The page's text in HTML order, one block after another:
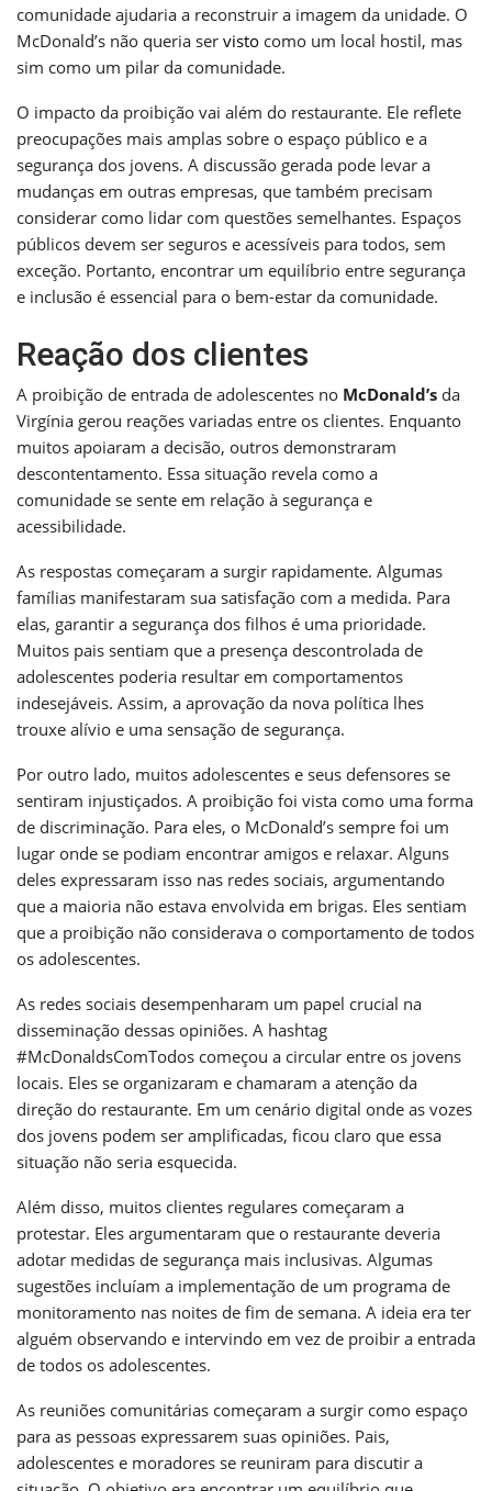
comunidade ajudaria a reconstruir a imagem da unidade. O
McDonald’s não queria ser visto como um local hostil, mas
sim como um pilar da comunidade.
O impacto da proibição vai além do restaurante. Ele reflete
preocupações mais amplas sobre o espaço público e a
segurança dos jovens. A discussão gerada pode levar a
mudanças em outras empresas, que também precisam
considerar como lidar com questões semelhantes. Espaços
públicos devem ser seguros e acessíveis para todos, sem
exceção. Portanto, encontrar um equilíbrio entre segurança
e inclusão é essencial para o bem-estar da comunidade.
Reação dos clientes
A proibição de entrada de adolescentes no McDonald’s da
Virgínia gerou reações variadas entre os clientes. Enquanto
muitos apoiaram a decisão, outros demonstraram
descontentamento. Essa situação revela como a
comunidade se sente em relação à segurança e
acessibilidade.
As respostas começaram a surgir rapidamente. Algumas
famílias manifestaram sua satisfação com a medida. Para
elas, garantir a segurança dos filhos é uma prioridade.
Muitos pais sentiam que a presença descontrolada de
adolescentes poderia resultar em comportamentos
indesejáveis. Assim, a aprovação da nova política lhes
trouxe alívio e uma sensação de segurança.
Por outro lado, muitos adolescentes e seus defensores se
sentiram injustiçados. A proibição foi vista como uma forma
de discriminação. Para eles, o McDonald’s sempre foi um
lugar onde se podiam encontrar amigos e relaxar. Alguns
deles expressaram isso nas redes sociais, argumentando
que a maioria não estava envolvida em brigas. Eles sentiam
que a proibição não considerava o comportamento de todos
os adolescentes.
As redes sociais desempenharam um papel crucial na
disseminação dessas opiniões. A hashtag
#McDonaldsComTodos começou a circular entre os jovens
locais. Eles se organizaram e chamaram a atenção da
direção do restaurante. Em um cenário digital onde as vozes
dos jovens podem ser amplificadas, ficou claro que essa
situação não seria esquecida.
Além disso, muitos clientes regulares começaram a
protestar. Eles argumentaram que o restaurante deveria
adotar medidas de segurança mais inclusivas. Algumas
sugestões incluíam a implementação de um programa de
monitoramento nas noites de fim de semana. A ideia era ter
alguém observando e intervindo em vez de proibir a entrada
de todos os adolescentes.
As reuniões comunitárias começaram a surgir como espaço
para as pessoas expressarem suas opiniões. Pais,
adolescentes e moradores se reuniram para discutir a